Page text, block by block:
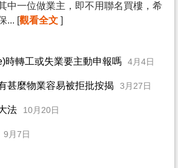
中一位做業主，即不用聯名買樓，希
... [觀看全文 ]
時轉工或失業要主動申報嗎 4月4日
甚麼物業容易被拒批按揭 3月27日
法 10月20日
9月7日